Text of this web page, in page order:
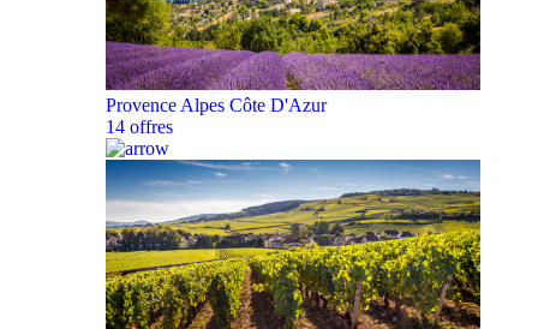
Provence Alpes Côte D'Azur
14 offres